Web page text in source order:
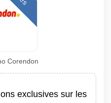
Corendon
exclusives sur les